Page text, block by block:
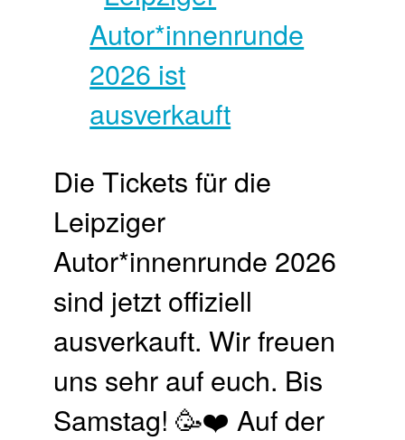
Die Tickets für die
Leipziger
Autor*innenrunde 2026
sind jetzt offiziell
ausverkauft. Wir freuen
uns sehr auf euch. Bis
Samstag! 🥳❤️ Auf der